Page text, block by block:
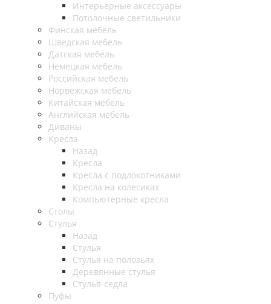
Интерьерные аксессуары
Потолочные светильники
Финская мебель
Шведская мебель
Датская мебель
Немецкая мебель
Российская мебель
Норвежская мебель
Китайская мебель
Английская мебель
Диваны
Кресла
Назад
Кресла
Кресла с подлокотниками
Кресла на колесиках
Компьютерные кресла
Столы
Стулья
Назад
Стулья
Стулья на полозьях
Деревянные стулья
Стулья-седла
Пуфы